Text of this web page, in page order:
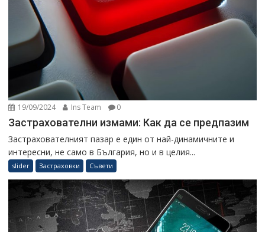
19/09/2024 Ins Team 0
Застрахователни измами: Как да се предпазим
Застрахователният пазар е един от най-динамичните и
интересни, не само в България, но и в целия...
slider Застраховки Съвети